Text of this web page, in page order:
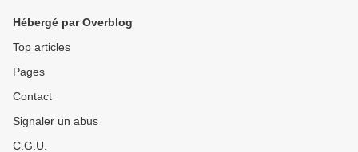
Hébergé par Overblog
Top articles
Pages
Contact
Signaler un abus
C.G.U.